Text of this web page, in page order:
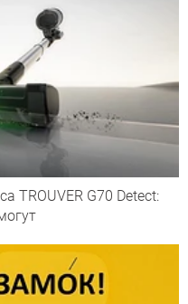
TROUVER G70 Detect: